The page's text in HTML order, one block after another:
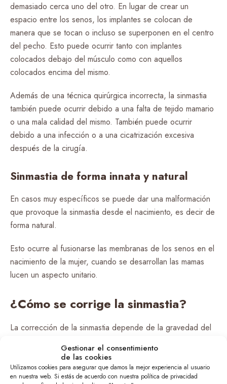
Gestionar el consentimiento
de las cookies
Utilizamos cookies para asegurar que damos la mejor experiencia al usuario
en nuestra web. Si estás de acuerdo con nuestra política de privacidad
demasiado cerca uno del otro. En lugar de crear un
espacio entre los senos, los implantes se colocan de
manera que se tocan o incluso se superponen en el centro
del pecho. Esto puede ocurrir tanto con implantes
colocados debajo del músculo como con aquellos
colocados encima del mismo.
Además de una técnica quirúrgica incorrecta, la sinmastia
también puede ocurrir debido a una falta de tejido mamario
o una mala calidad del mismo. También puede ocurrir
debido a una infección o a una cicatrización excesiva
después de la cirugía.
Sinmastia de forma innata y natural
En casos muy específicos se puede dar una malformación
que provoque la sinmastia desde el nacimiento, es decir de
forma natural.
Esto ocurre al fusionarse las membranas de los senos en el
nacimiento de la mujer, cuando se desarrollan las mamas
lucen un aspecto unitario.
¿Cómo se corrige la sinmastia?
La corrección de la sinmastia depende de la gravedad del
una técnica quirúrgica que implique la separación de los
implantes. En otros casos, es necesario retirar los implantes
por completo y esperar a que el tejido mamario sane antes